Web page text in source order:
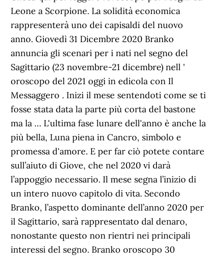
Leone a Scorpione. La solidità economica
rappresenterà uno dei capisaldi del nuovo
anno. Giovedì 31 Dicembre 2020 Branko
annuncia gli scenari per i nati nel segno del
Sagittario (23 novembre-21 dicembre) nell '
oroscopo del 2021 oggi in edicola con Il
Messaggero . Inizi il mese sentendoti come se ti
fosse stata data la parte più corta del bastone
ma la … L'ultima fase lunare dell'anno è anche la
più bella, Luna piena in Cancro, simbolo e
promessa d'amore. E per far ciò potete contare
sull’aiuto di Giove, che nel 2020 vi darà
l’appoggio necessario. Il mese segna l’inizio di
un intero nuovo capitolo di vita. Secondo
Branko, l’aspetto dominante dell’anno 2020 per
il Sagittario, sarà rappresentato dal denaro,
nonostante questo non rientri nei principali
interessi del segno. Branko oroscopo 30